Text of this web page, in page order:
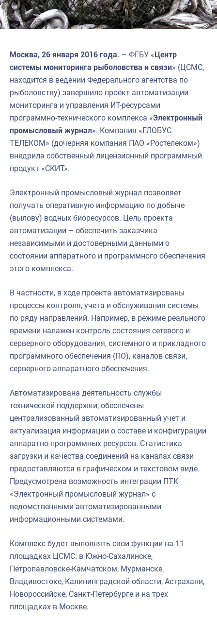
Москва, 26 января 2016 года. – ФГБУ «Центр
системы мониторинга рыболовства и связи» (ЦСМС,
находится в ведении Федерального агентства по
рыболовству) завершило проект автоматизации
мониторинга и управления ИТ-ресурсами
программно-технического комплекса «Электронный
промысловый журнал». Компания «ГЛОБУС-
ТЕЛЕКОМ» (дочерняя компания ПАО «Ростелеком»)
внедрила собственный лицензионный программный
продукт «СКИТ».
Электронный промысловый журнал позволяет
получать оперативную информацию по добыче
(вылову) водных биоресурсов. Цель проекта
автоматизации – обеспечить заказчика
независимыми и достоверными данными о
состоянии аппаратного и программного обеспечения
этого комплекса.
В частности, в ходе проекта автоматизированы
процессы контроля, учета и обслуживания системы
по ряду направлений. Например, в режиме реального
времени налажен контроль состояния сетевого и
серверного оборудования, системного и прикладного
программного обеспечения (ПО), каналов связи,
серверного аппаратного обеспечения.
Автоматизирована деятельность службы
технической поддержки, обеспечены
централизованный автоматизированный учет и
актуализация информации о составе и конфигурации
аппаратно-программных ресурсов. Статистика
загрузки и качества соединений на каналах связи
предоставляются в графическом и текстовом виде.
Предусмотрена возможность интеграции ПТК
«Электронный промысловый журнал» с
ведомственными автоматизированными
информационными системами.
Комплекс будет выполнять свои функции на 11
площадках ЦСМС: в Южно-Сахалинске,
Петропавловске-Камчатском, Мурманске,
Владивостоке, Калининградской области, Астрахани,
Новороссийске, Санкт-Петербурге и на трех
площадках в Москве.